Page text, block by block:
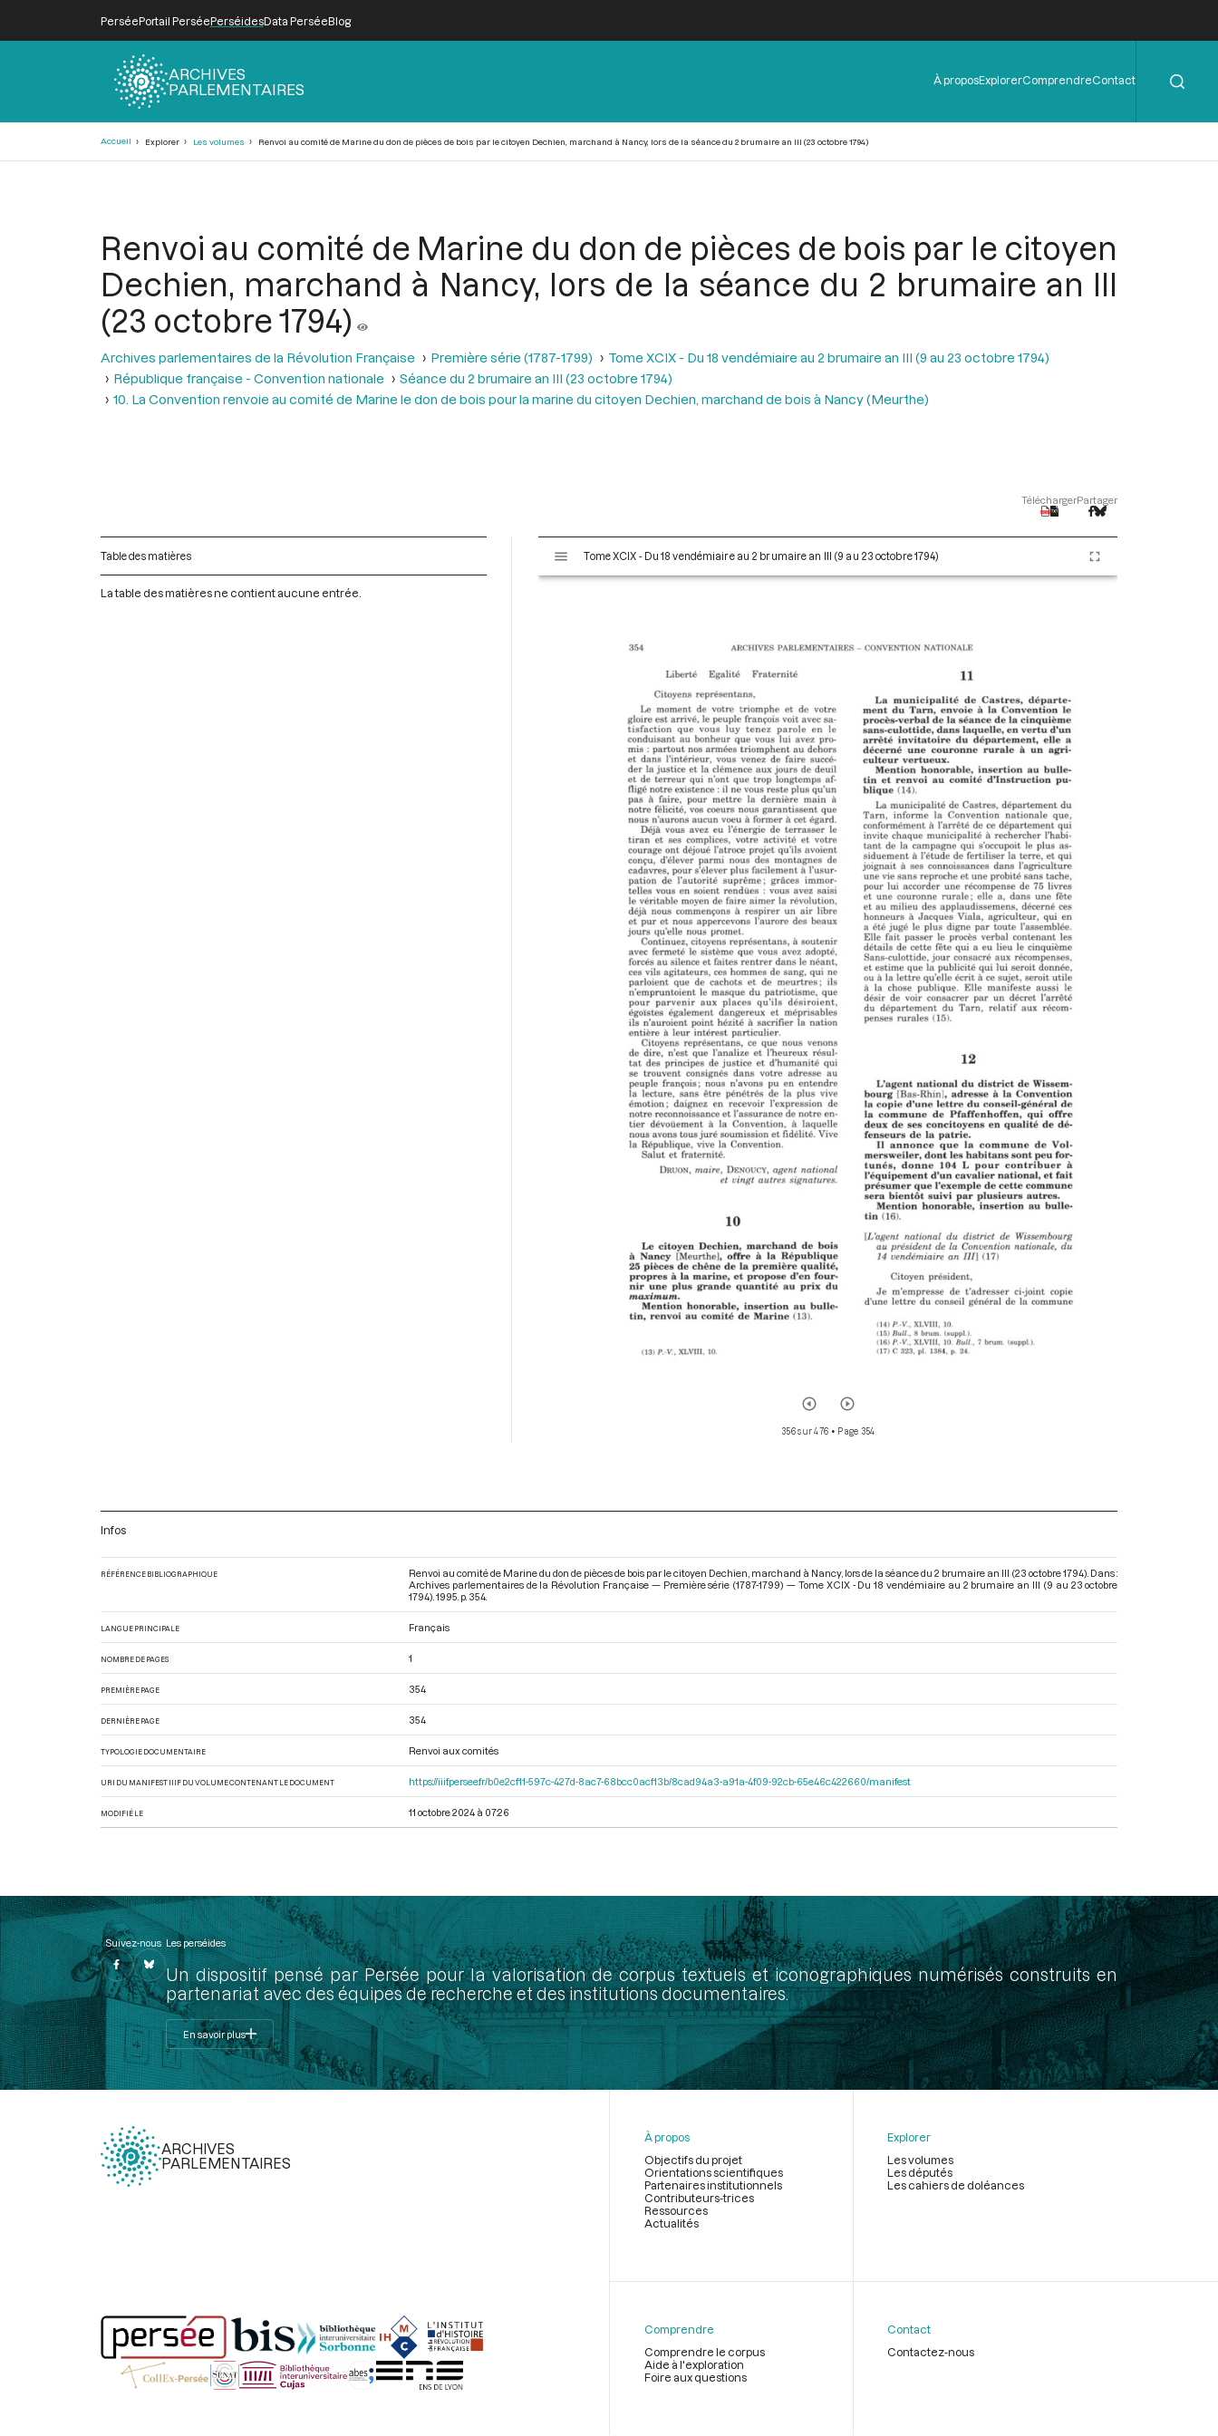
PerséePortail PerséePerséidesData PerséeBlog
ARCHIVES
PARLEMENTAIRES
Menu
de
À proposExplorerComprendreContact
Accueil Explorer Les volumes Renvoi au comité de Marine du don de pièces de bois par le citoyen Dechien, marchand à Nancy, lors de la séance du 2 brumaire an III (23 octobre 1794)
Renvoi au comité de Marine du don de pièces de bois par le citoyen
Dechien, marchand à Nancy, lors de la séance du 2 brumaire an III
(23 octobre 1794)
Archives parlementaires de la Révolution Française Première série (1787-1799)
Tome XCIX - Du 18 vendémiaire au 2 brumaire an III (9 au 23 octobre 1794)
République française - Convention nationale
Séance du 2 brumaire an III (23 octobre 1794)
10. La Convention renvoie au comité de Marine le don de bois pour la marine du citoyen Dechien, marchand de bois à Nancy (Meurthe)
TéléchargerPartager
Table des matières
La table des matières ne contient aucune entrée.
s
Tome XCIX - Du 18 vendémiaire au 2 brumaire an III (9 au 23 octobre 1794)
356 sur 476 • Page 354
Infos
RÉFÉRENCE BIBLIOGRAPHIQUE
Renvoi au comité de Marine du don de pièces de bois par le citoyen Dechien, marchand à Nancy, lors de la séance du 2 brumaire an III (23 octobre 1794). Dans :
Archives parlementaires de la Révolution Française — Première série (1787-1799) — Tome XCIX - Du 18 vendémiaire au 2 brumaire an III (9 au 23 octobre
1794) . 1995. p. 354.
LANGUE PRINCIPALE Français
NOMBRE DE PAGES 1
PREMIÈRE PAGE 354
DERNIÈRE PAGE 354
TYPOLOGIE DOCUMENTAIRE Renvoi aux comités
URI DU MANIFEST IIIF DU VOLUME CONTENANT LE DOCUMENT https://iiif.persee.fr/b0e2cf11-597c-427d-8ac7-68bcc0acf13b/8cad94a3-a91a-4f09-92cb-65e46c422660/manifest
MODIFIÉ LE 11 octobre 2024 à 07:26
Suivez-nous Les perséides
Un dispositif pensé par Persée pour la valorisation de corpus textuels et iconographiques numérisés construits en
partenariat avec des équipes de recherche et des institutions documentaires.
En savoir plus
ARCHIVES
PARLEMENTAIRES
page
À propos
Objectifs du projet
Orientations scientifiques
Partenaires institutionnels
Contributeurs-trices
Ressources
Actualités
Explorer
Les volumes
Les députés
Les cahiers de doléances
Comprendre
Comprendre le corpus
Aide à l'exploration
Foire aux questions
Contact
Contactez-nous